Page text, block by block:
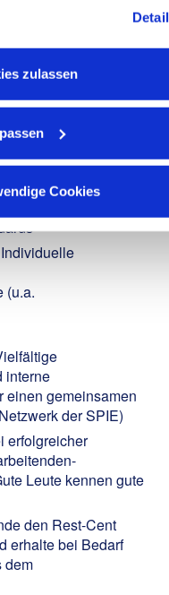
zulassen
Cookies
in einem
regionalen Einsatz in
bei vielen Marken
und Fuhrpark)
Individuelle
(u.a.
interne
einen gemeinsamen
der SPIE)
erfolgreicher
Leute kennen gute
den Rest-Cent
erhalte bei Bedarf
dem